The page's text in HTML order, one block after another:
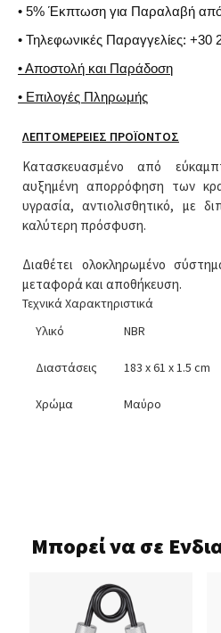
• 5% Έκπτωση για Παραλαβή
• Τηλεφωνικές Παραγγελίες: +30
• Αποστολή και Παράδοση
• Επιλογές Πληρωμής
ΛΕΠΤΟΜΈΡΕΙΕΣ ΠΡΟΪΌΝΤΟΣ
Κατασκευασμένο από
αυξημένη απορρόφηση των
υγρασία, αντιολισθητικό, με
καλύτερη πρόσφυση.
Διαθέτει ολοκληρωμένο
μεταφορά και αποθήκευση.
Τεχνικά Χαρακτηριστικά
Υλικό
NBR
Διαστάσεις 183 x 61 x 1.5 cm
Χρώμα Μαύρο
Μπορεί να σε